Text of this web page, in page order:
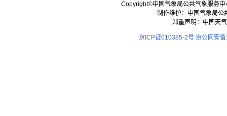
Copyright©中国气象局公共气象服务
制作维护：中国气象局公
郑重声明：中国天
京ICP证010385-2号 京公网安